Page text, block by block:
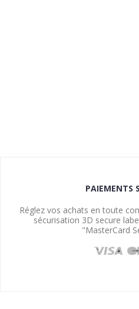
PAIEMENTS
Réglez vos achats en toute
sécurisation 3D secure
"MasterCard